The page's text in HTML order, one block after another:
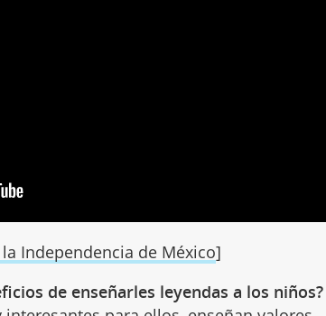
Independencia de México]
de enseñarles leyendas a los niños?